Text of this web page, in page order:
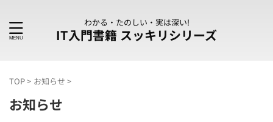
わかる・たのしい・実は深い!
IT入門書籍 スッキリシリーズ
TOP> お知らせ >
お知らせ